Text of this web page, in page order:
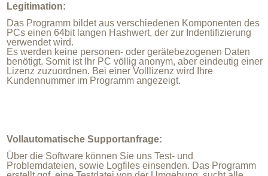
Legitimation:
Das Programm bildet aus verschiedenen Komponenten des
PCs einen 64bit langen Hashwert, der zur Indentifizierung
verwendet wird.
Es werden keine personen- oder gerätebezogenen Daten
benötigt. Somit ist Ihr PC völlig anonym, aber eindeutig einer
Lizenz zuzuordnen. Bei einer Volllizenz wird Ihre
Kundennummer im Programm angezeigt.
Vollautomatische Supportanfrage:
Über die Software können Sie uns Test- und
Problemdateien, sowie Logfiles einsenden. Das Programm